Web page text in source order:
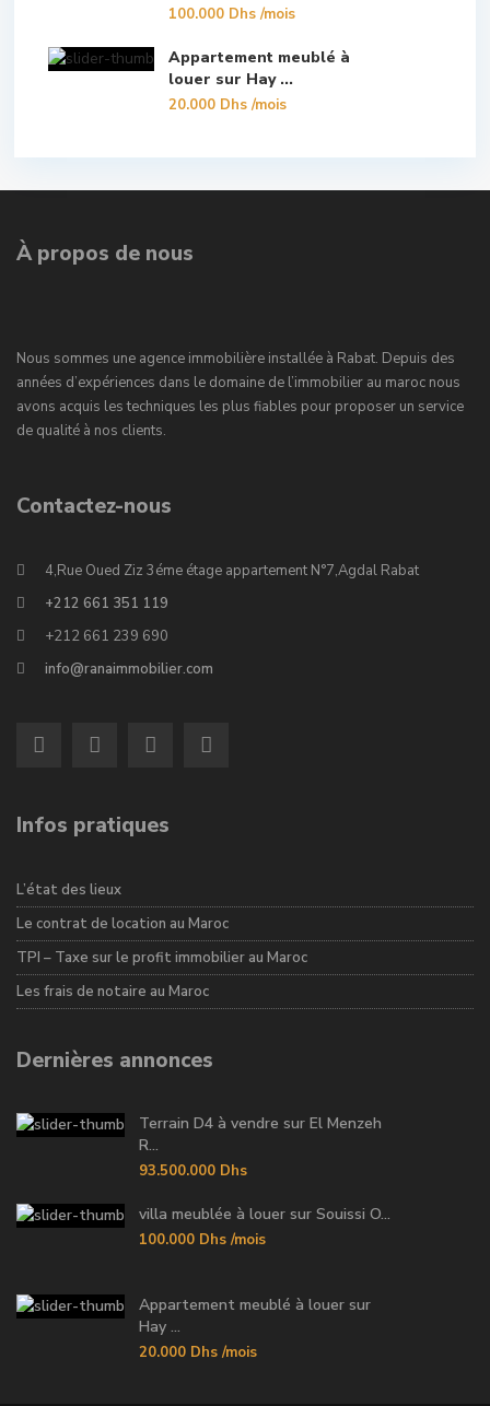
100.000 Dhs/mois
Appartement meublé à
louer sur Hay ...
20.000 Dhs/mois
À propos de nous
Nous sommes une agence immobilière installée à Rabat. Depuis des
années d’expériences dans le domaine de l’immobilier au maroc nous
avons acquis les techniques les plus fiables pour proposer un service
de qualité à nos clients.
Contactez-nous
4,Rue Oued Ziz 3éme étage appartement N°7,Agdal Rabat
+212 661 351 119
+212 661 239 690
info@ranaimmobilier.com
Infos pratiques
L’état des lieux
Le contrat de location au Maroc
TPI – Taxe sur le profit immobilier au Maroc
Les frais de notaire au Maroc
Dernières annonces
Terrain D4 à vendre sur El Menzeh
R...
93.500.000 Dhs
villa meublée à louer sur Souissi O...
100.000 Dhs /mois
Appartement meublé à louer sur
Hay ...
20.000 Dhs /mois